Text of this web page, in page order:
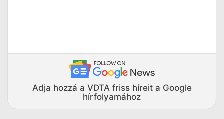
Adja hozzá a VDTA friss híreit a Google
hírfolyamához